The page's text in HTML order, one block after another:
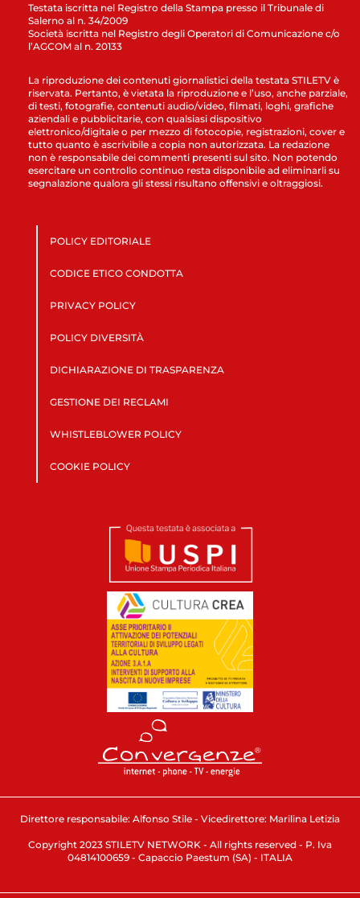
Testata iscritta nel Registro della Stampa presso il Tribunale di
Salerno al n. 34/2009
Società iscritta nel Registro degli Operatori di Comunicazione c/o
l’AGCOM al n. 20133
La riproduzione dei contenuti giornalistici della testata STILETV è
riservata. Pertanto, è vietata la riproduzione e l’uso, anche parziale,
di testi, fotografie, contenuti audio/video, filmati, loghi, grafiche
aziendali e pubblicitarie, con qualsiasi dispositivo
elettronico/digitale o per mezzo di fotocopie, registrazioni, cover e
tutto quanto è ascrivibile a copia non autorizzata. La redazione
non è responsabile dei commenti presenti sul sito. Non potendo
esercitare un controllo continuo resta disponibile ad eliminarli su
segnalazione qualora gli stessi risultano offensivi e oltraggiosi.
POLICY EDITORIALE
CODICE ETICO CONDOTTA
PRIVACY POLICY
POLICY DIVERSITÀ
DICHIARAZIONE DI TRASPARENZA
GESTIONE DEI RECLAMI
WHISTLEBLOWER POLICY
COOKIE POLICY
Direttore responsabile: Alfonso Stile - Vicedirettore: Marilina Letizia
Copyright 2023 STILETV NETWORK - All rights reserved - P. Iva
04814100659 - Capaccio Paestum (SA) - ITALIA